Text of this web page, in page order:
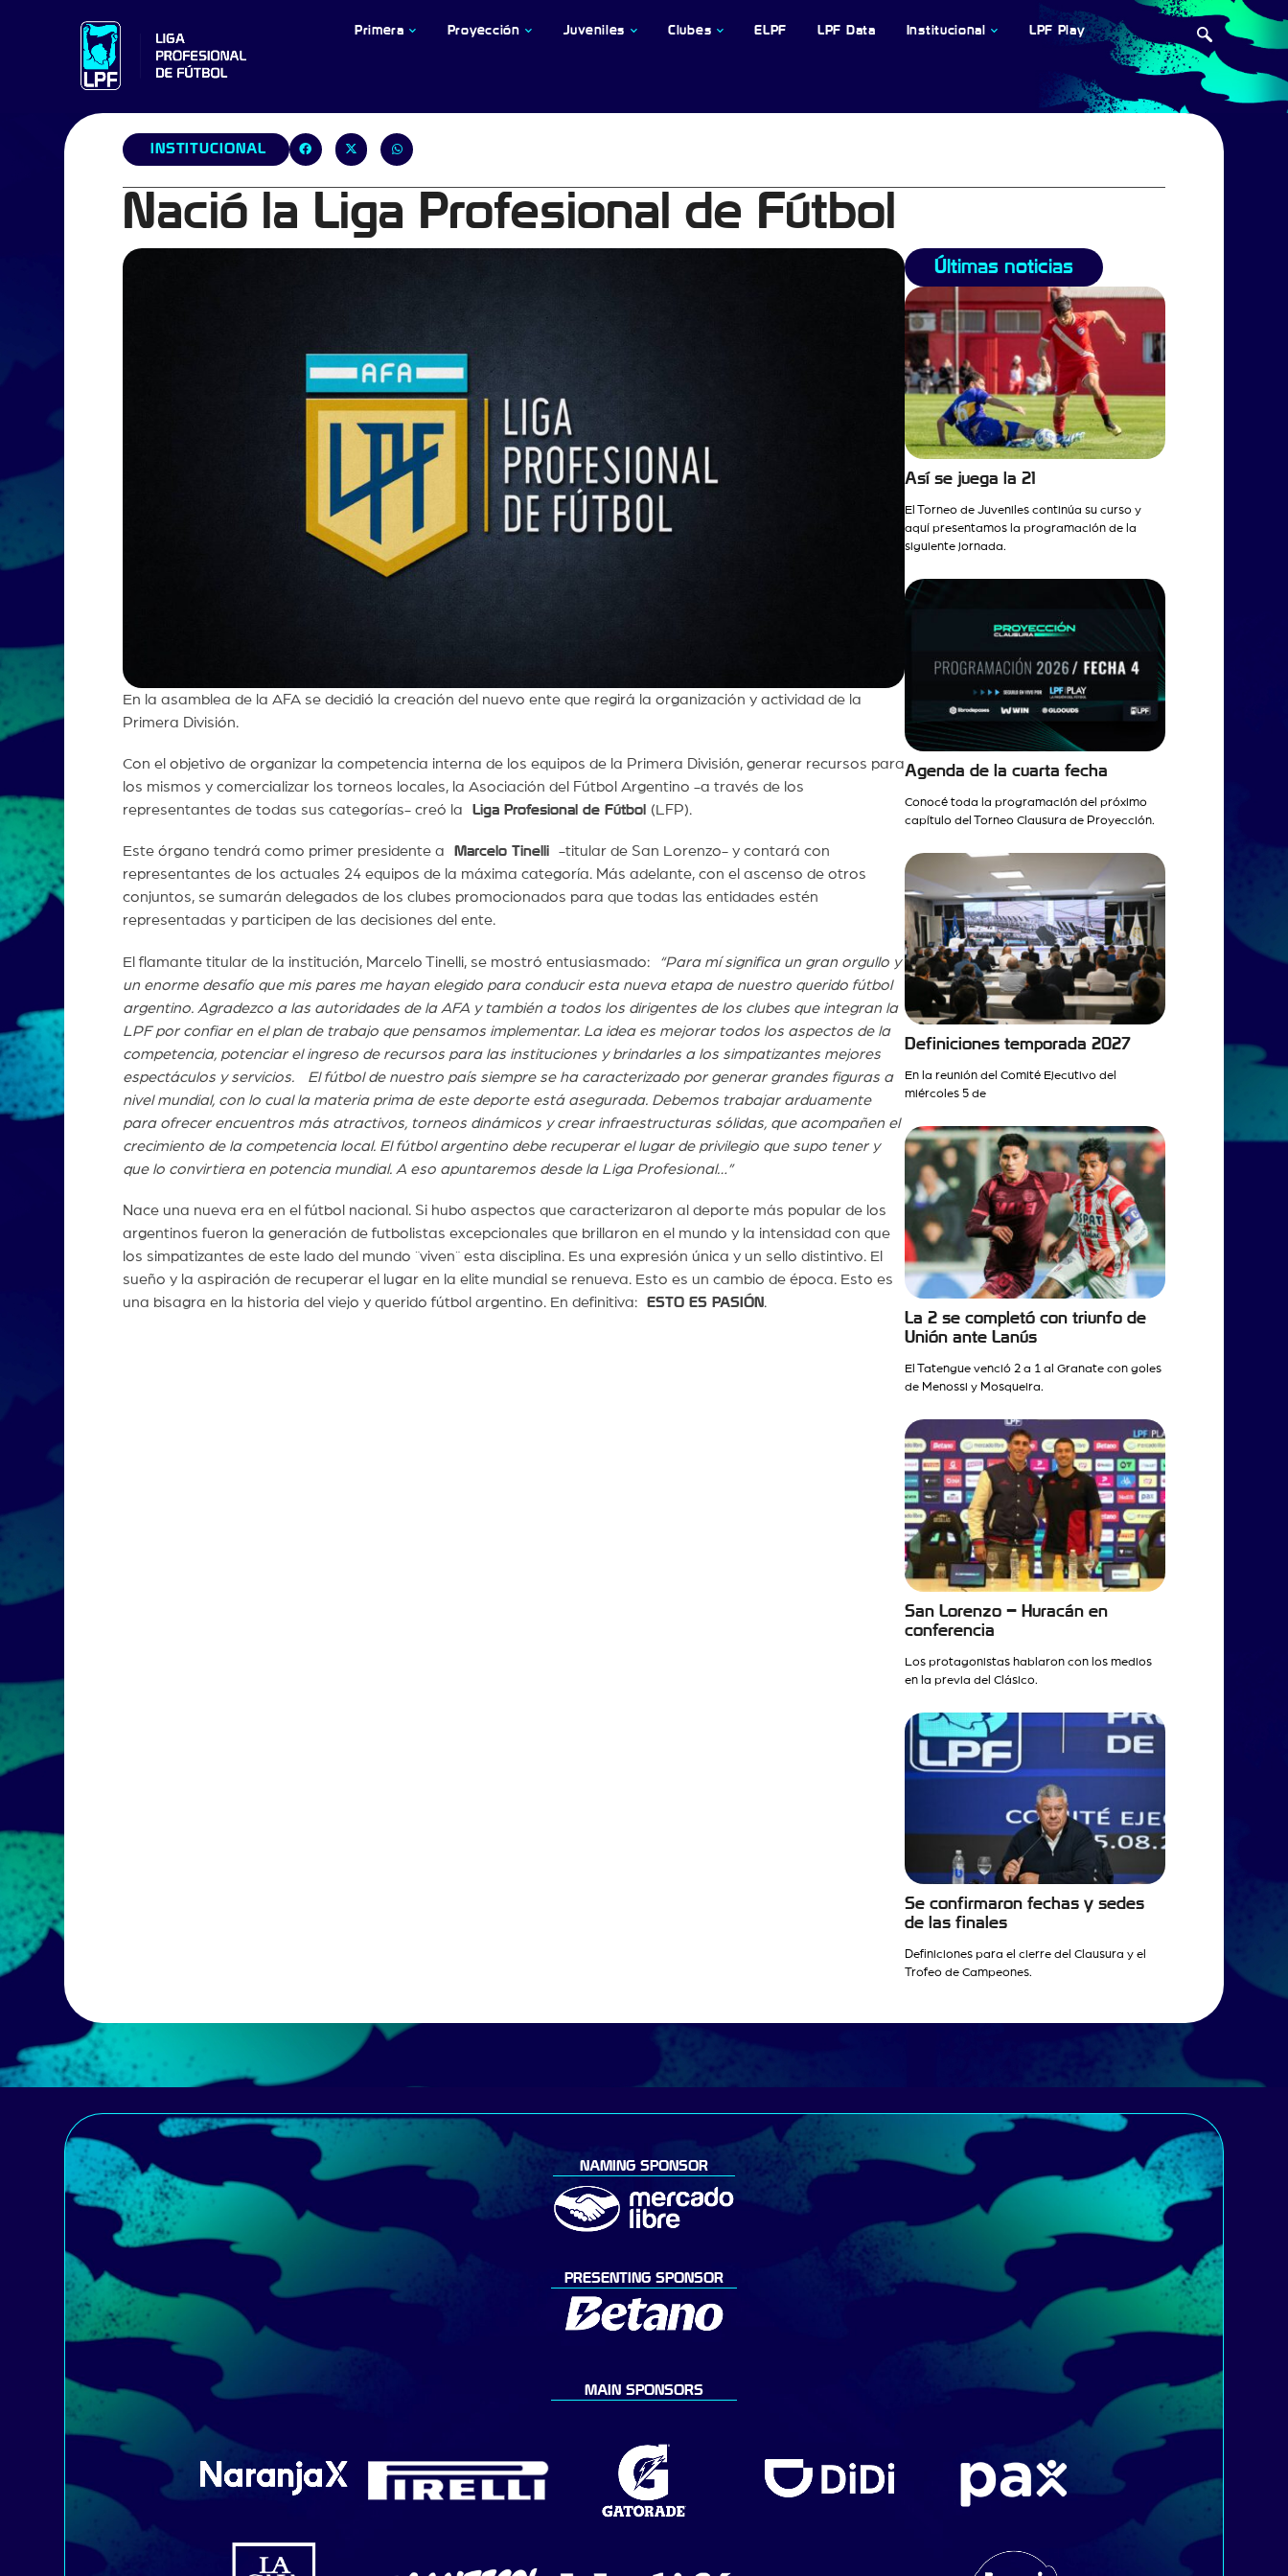
Primera Proyección Juveniles Clubes ELPF LPF Data Institucional LPF Play
INSTITUCIONAL
Nació la Liga Profesional de Fútbol
En la asamblea de la AFA se decidió la creación del nuevo ente que regirá la organización y actividad de la
Primera División.
Con el objetivo de organizar la competencia interna de los equipos de la Primera División, generar recursos para
los mismos y comercializar los torneos locales, la Asociación del Fútbol Argentino -a través de los
representantes de todas sus categorías- creó la Liga Profesional de Fútbol (LFP).
Este órgano tendrá como primer presidente a Marcelo Tinelli-titular de San Lorenzo- y contará con
representantes de los actuales 24 equipos de la máxima categoría. Más adelante, con el ascenso de otros
conjuntos, se sumarán delegados de los clubes promocionados para que todas las entidades estén
representadas y participen de las decisiones del ente.
El flamante titular de la institución, Marcelo Tinelli, se mostró entusiasmado:
“Para mí significa un gran orgullo y
un enorme desafío que mis pares me hayan elegido para conducir esta nueva etapa de nuestro querido fútbol
argentino. Agradezco a las autoridades de la AFA y también a todos los dirigentes de los clubes que integran la
LPF por confiar en el plan de trabajo que pensamos implementar. La idea es mejorar todos los aspectos de la
competencia, potenciar el ingreso de recursos para las instituciones y brindarles a los simpatizantes mejores
espectáculos y servicios. El fútbol de nuestro país siempre se ha caracterizado por generar grandes figuras a
nivel mundial, con lo cual la materia prima de este deporte está asegurada. Debemos trabajar arduamente
para ofrecer encuentros más atractivos, torneos dinámicos y crear infraestructuras sólidas, que acompañen el
crecimiento de la competencia local. El fútbol argentino debe recuperar el lugar de privilegio que supo tener y
que lo convirtiera en potencia mundial. A eso apuntaremos desde la Liga Profesional…”
Nace una nueva era en el fútbol nacional. Si hubo aspectos que caracterizaron al deporte más popular de los
argentinos fueron la generación de futbolistas excepcionales que brillaron en el mundo y la intensidad con que
los simpatizantes de este lado del mundo ¨viven¨ esta disciplina. Es una expresión única y un sello distintivo. El
sueño y la aspiración de recuperar el lugar en la elite mundial se renueva. Esto es un cambio de época. Esto es
una bisagra en la historia del viejo y querido fútbol argentino. En definitiva: ESTO ES PASIÓN.
Últimas noticias
Así se juega la 21
El Torneo de Juveniles continúa su curso y
aquí presentamos la programación de la
siguiente jornada.
Agenda de la cuarta fecha
Conocé toda la programación del próximo
capítulo del Torneo Clausura de Proyección.
Definiciones temporada 2027
En la reunión del Comité Ejecutivo del
miércoles 5 de
La 2 se completó con triunfo de
Unión ante Lanús
El Tatengue venció 2 a 1 al Granate con goles
de Menossi y Mosqueira.
San Lorenzo – Huracán en
conferencia
Los protagonistas hablaron con los medios
en la previa del Clásico.
Se confirmaron fechas y sedes
de las finales
Definiciones para el cierre del Clausura y el
Trofeo de Campeones.
NAMING SPONSOR
PRESENTING SPONSOR
MAIN SPONSORS